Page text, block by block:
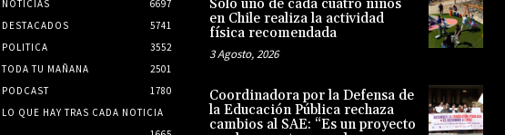
NOTICIAS
6697
DESTACADOS
5741
POLITICA
3552
TODA TU MAÑANA
2501
PODCAST
1780
LO QUE HAY TRAS CADA NOTICIA
Solo uno de cada cuatro niños
en Chile realiza la actividad
física recomendada
3 Agosto, 2026
Coordinadora por la Defensa de
la Educación Pública rechaza
cambios al SAE: “Es un proyecto